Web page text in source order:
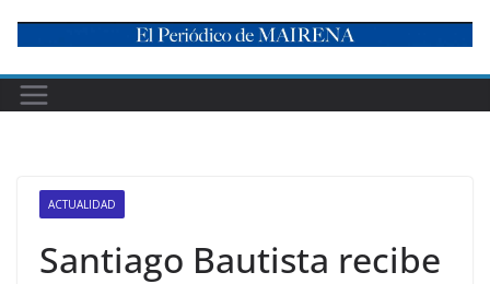
content
ACTUALIDAD
Santiago Bautista recibe